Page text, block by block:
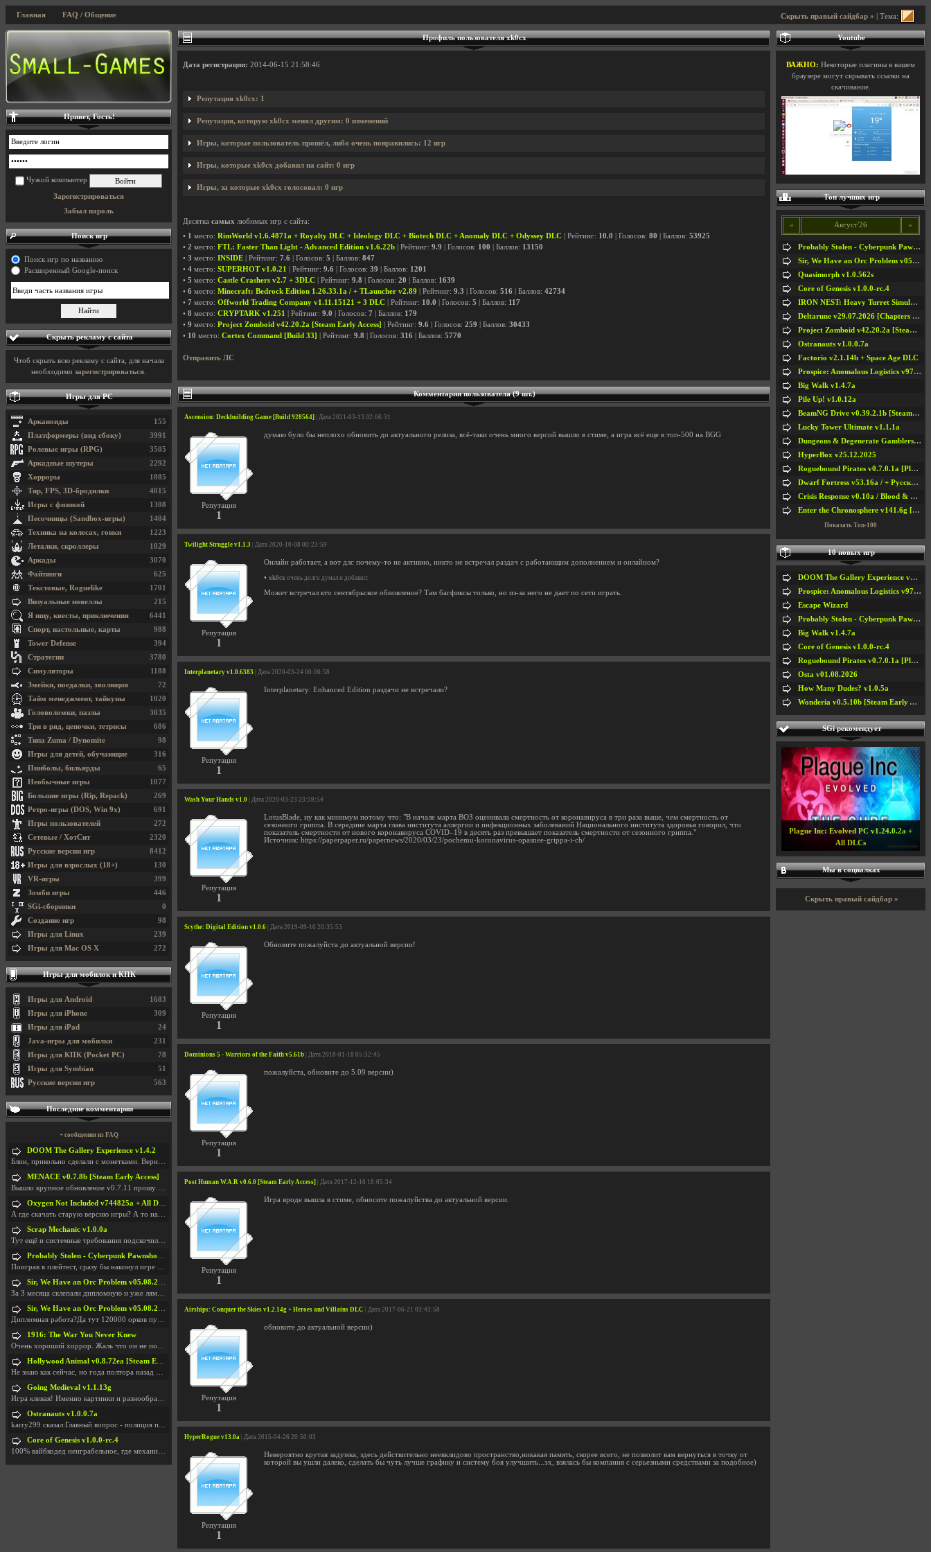
Скрыть правый сайдбар » | Тема:
Главная FAQ / Общение
Профиль пользователя xk0cx
Дата регистрации: 2014-06-15 21:58:46
Репутация xk0cx: 1
Репутация, которую xk0cx менял другим: 0 изменений
Игры, которые пользователь прошёл, либо очень понравились: 12 игр
Игры, которые xk0cx добавил на сайт: 0 игр
Игры, за которые xk0cx голосовал: 0 игр
Десятка самых любимых игр с сайта:
• 1 место: RimWorld v1.6.4871a + Royalty DLC + Ideology DLC + Biotech DLC + Anomaly DLC + Odyssey DLC | Рейтинг: 10.0 | Голосов: 80 | Баллов: 53925
• 2 место: FTL: Faster Than Light - Advanced Edition v1.6.22b | Рейтинг: 9.9 | Голосов: 100 | Баллов: 13150
• 3 место: INSIDE | Рейтинг: 7.6 | Голосов: 5 | Баллов: 847
• 4 место: SUPERHOT v1.0.21 | Рейтинг: 9.6 | Голосов: 39 | Баллов: 1201
• 5 место: Castle Crashers v2.7 + 3DLC | Рейтинг: 9.8 | Голосов: 20 | Баллов: 1639
• 6 место: Minecraft: Bedrock Edition 1.26.33.1a / + TLauncher v2.89 | Рейтинг: 9.3 | Голосов: 516 | Баллов: 42734
• 7 место: Offworld Trading Company v1.11.15121 + 3 DLC | Рейтинг: 10.0 | Голосов: 5 | Баллов: 117
• 8 место: CRYPTARK v1.251 | Рейтинг: 9.0 | Голосов: 7 | Баллов: 179
• 9 место: Project Zomboid v42.20.2a [Steam Early Access] | Рейтинг: 9.6 | Голосов: 259 | Баллов: 30433
• 10 место: Cortex Command [Build 33] | Рейтинг: 9.8 | Голосов: 316 | Баллов: 5770
Отправить ЛС
Комментарии пользователя (9 шт.)
Ascension: Deckbuilding Game [Build 928564] | Дата 2021-03-13 02:06:31
Репутация
1
думаю було бы неплохо обновить до актуального релиза, всё-таки очень много версий вышло в стиме, а игра всё еще в топ-500 на BGG
Twilight Struggle v1.1.3 | Дата 2020-10-08 00:23:59
Репутация
1
Онлайн работает, а вот длс почему-то не активно, никто не встречал раздач с работающим дополнением и онлайном?
• xk0cx очень долго думал и добавил:
Может встречал кто сентябрьское обновление? Там багфиксы только, но из-за него не дает по сети играть.
Interplanetary v1.0.6383 | Дата 2020-03-24 00:00:58
Репутация
1
Interplanetary: Enhanced Edition раздачи не встречали?
Wash Your Hands v1.0 | Дата 2020-03-23 23:59:54
Репутация
1
LotusBlade, ну как минимум потому что: "В начале марта ВОЗ оценивала смертность от коронавируса в три раза выше, чем смертность от
сезонного гриппа. В середине марта глава института аллергии и инфекционных заболеваний Национального института здоровья говорил, что
показатель смертности от нового коронавируса COVID–19 в десять раз превышает показатель смертности от сезонного гриппа."
Источник: https://paperpaper.ru/papernews/2020/03/23/pochemu-koronavirus-opasnee-grippa-i-ch/
Scythe: Digital Edition v1.0.6 | Дата 2019-09-16 20:35:53
Репутация
1
Обновите пожалуйста до актуальной версии!
Dominions 5 - Warriors of the Faith v5.61b | Дата 2018-01-18 05:32:45
Репутация
1
пожалуйста, обновите до 5.09 версии)
Post Human W.A.R v0.6.0 [Steam Early Access] | Дата 2017-12-16 18:05:34
Репутация
1
Игра вроде вышла в стиме, обносите пожалуйства до актуальной версии.
Airships: Conquer the Skies v1.2.14g + Heroes and Villains DLC | Дата 2017-06-21 03:43:58
Репутация
1
обновите до актуальной версии)
HyperRogue v13.0a | Дата 2015-04-26 20:50:03
Репутация
1
Невероятно крутая задумка, здесь действительно неевклидово пространство,никакая память, скорее всего, не позволит вам вернуться в точку от
которой вы ушли далеко, сделать бы чуть лучше графику и систему боя улучшить...эх, взялась бы компания с серьезными средствами за подобное)
Привет, Гость!
Чужой компьютер
Зарегистрироваться
Забыл пароль
Поиск игр
Поиск игр по названию
Расширенный Google-поиск
Скрыть рекламу с сайта
Чтоб скрыть всю рекламу с сайта, для начала
необходимо зарегистрироваться
Игры для PC
155
Арканоиды
3991
Платформеры (вид сбоку)
3505
Ролевые игры (RPG)
2292
Аркадные шутеры
1885
Хорроры
4015
Тир, FPS, 3D-бродилки
1308
Игры с физикой
1404
Песочницы (Sandbox-игры)
1223
Техника на колесах, гонки
1029
Леталки, скроллеры
3070
Аркады
625
Файтинги
1701
Текстовые, Roguelike
215
Визуальные новеллы
6441
Я ищу, квесты, приключения
988
Спорт, настольные, карты
394
Tower Defense
3780
Стратегии
1188
Симуляторы
72
Змейки, поедалки, эволюция
1020
Тайм менеджмент, тайкуны
3035
Головоломки, пазлы
686
Три в ряд, цепочки, тетрисы
98
Типа Zuma / Dynomite
316
Игры для детей, обучающие
65
Пинболы, бильярды
1077
Необычные игры
269
Большие игры (Rip, Repack)
691
Ретро-игры (DOS, Win 9x)
272
Игры пользователей
2320
Сетевые / ХотСит
8412
Русские версии игр
130
Игры для взрослых (18+)
399
VR-игры
446
Зомби игры
0
SGi-сборники
98
Создание игр
239
Игры для Linux
272
Игры для Mac OS X
Игры для мобилок и КПК
1683
Игры для Android
309
Игры для iPhone
24
Игры для iPad
231
Java-игры для мобилки
78
Игры для КПК (Pocket PC)
51
Игры для Symbian
563
Русские версии игр
Последние комментарии
+ сообщения из FAQ
DOOM The Gallery Experience v1.4.2
Блин, прикольно сделали с монетками. Вернулся в св
MENACE v0.7.8b [Steam Early Access]
Вышло крупное обновление v0.7.11 прошу обновить
Oxygen Not Included v744825a + All DLC
А где скачать старую версию игры? А то на новой но
Scrap Mechanic v1.0.0a
Тут ещё и системные требования подскочили. Если не
Probably Stolen - Cyberpunk Pawnshop Simulator v048c [Playtest]
Поиграв в плейтест, сразу бы накинул игре наивысши
Sir, We Have an Orc Problem v05.08.2026
За 3 месяца склепали дипломную и уже лям двести ба
Sir, We Have an Orc Problem v05.08.2026
Дипломная работа?Да тут 120000 орков путь выбирают
1916: The War You Never Knew
Очень хороший хоррор. Жаль что он не получил должн
Hollywood Animal v0.8.72ea [Steam Early Access]
Не знаю как сейчас, но года полтора назад игра был
Going Medieval v1.1.13g
Игра клевая! Именно картинки и разнообразия в стро
Ostranauts v1.0.0.7a
karry299 сказал:Главный вопрос - полиция по-прежне
Core of Genesis v1.0.0-rc.4
100% вайбкодед неиграбельное, где механики знает т
Youtube
ВАЖНО: Некоторые плагины в вашем
браузере могут скрывать ссылки на
скачивание.
Топ лучших игр
« Август'26 »
Probably Stolen - Cyberpunk Pawnshop Simulator v048c [Playtest]
Sir, We Have an Orc Problem v05.08.2026
Quasimorph v1.0.562s
Core of Genesis v1.0.0-rc.4
IRON NEST: Heavy Turret Simulator v1.0a
Deltarune v29.07.2026 [Chapters 1-5] / + RUS [Chapters 1-5]
Project Zomboid v42.20.2a [Steam Early Access]
Ostranauts v1.0.0.7a
Factorio v2.1.14b + Space Age DLC
Prospice: Anomalous Logistics v97 [Playtest]
Big Walk v1.4.7a
Pile Up! v1.0.12a
BeamNG Drive v0.39.2.1b [Steam Early Access]
Lucky Tower Ultimate v1.1.1a
Dungeons & Degenerate Gamblers v2.0.2a
HyperBox v25.12.2025
Roguebound Pirates v0.7.0.1a [Playtest]
Dwarf Fortress v53.16a / + Русская Версия v50.12a
Crisis Response v0.10a / Blood & Bullet
Enter the Chronosphere v141.6g [Steam Early Access]
Показать Топ-100
10 новых игр
DOOM The Gallery Experience v1.4.2
Prospice: Anomalous Logistics v97 [Playtest]
Escape Wizard
Probably Stolen - Cyberpunk Pawnshop Simulator v048c [Playtest]
Big Walk v1.4.7a
Core of Genesis v1.0.0-rc.4
Roguebound Pirates v0.7.0.1a [Playtest]
Osta v01.08.2026
How Many Dudes? v1.0.5a
Wonderia v0.5.10b [Steam Early Access]
SGi рекомендует
Plague Inc: Evolved PC v1.24.0.2a +
All DLCs
Мы в социалках
Скрыть правый сайдбар »